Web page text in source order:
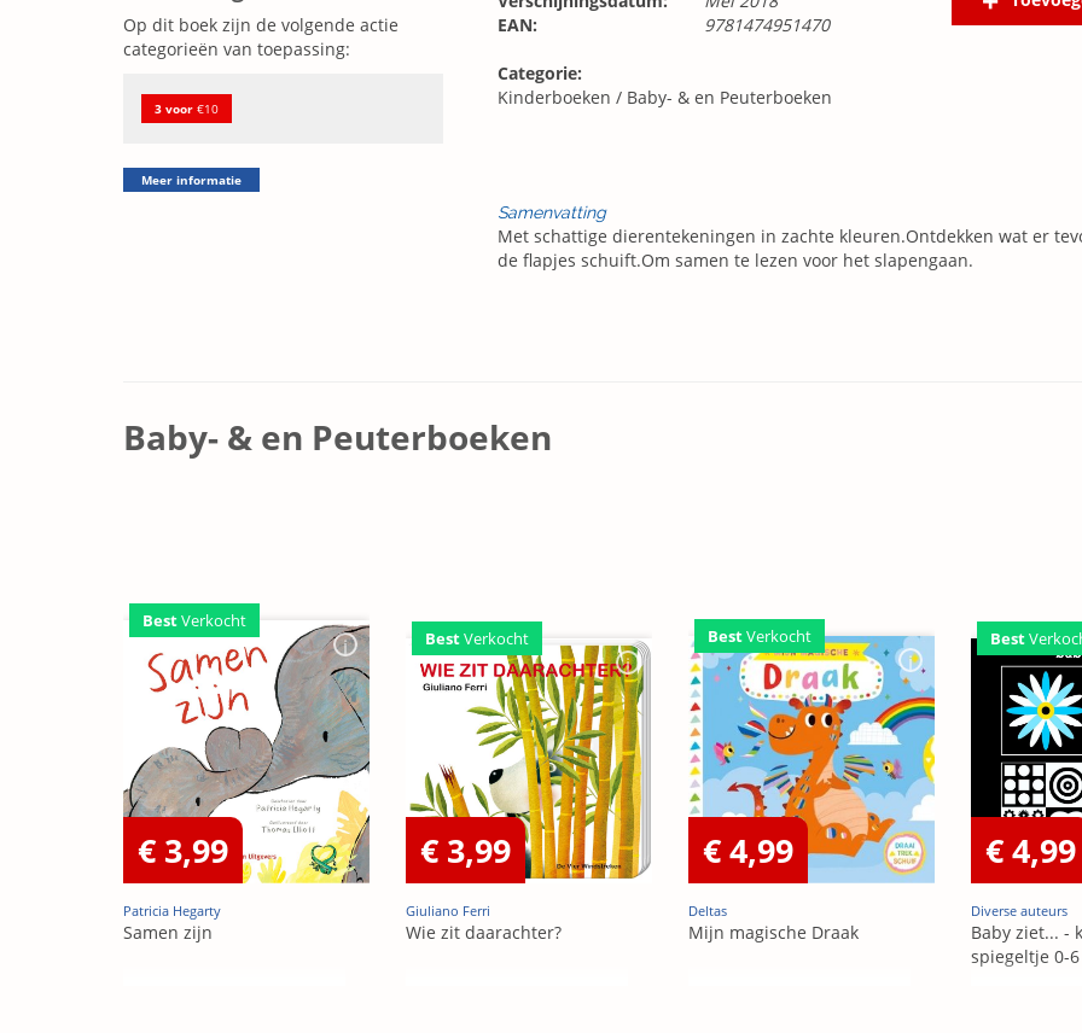
Op dit boek zijn de volgende actie
categorieën van toepassing:
3 voor €10
Meer informatie
EAN:
9781474951470
Categorie:
Kinderboeken / Baby- & en Peuterboeken
Samenvatting
Met schattige dierentekeningen in zachte kleuren.Ontdekken wat er
de flapjes schuift.Om samen te lezen voor het slapengaan.
Baby- & en Peuterboeken
BestVerkocht
€ 3,99
Patricia Hegarty
Samen zijn
BestVerkocht
€ 3,99
Giuliano Ferri
Wie zit daarachter?
BestVerkocht
€ 4,99
Deltas
Mijn magische Draak
Best
€ 4,99
Diverse auteurs
Baby ziet... -
spiegeltje 0-